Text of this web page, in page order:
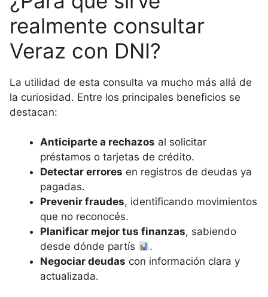
realmente consultar
Veraz con DNI?
La utilidad de esta consulta va mucho más allá de
la curiosidad. Entre los principales beneficios se
destacan:
Anticiparte a rechazos al solicitar
préstamos o tarjetas de crédito.
Detectar errores en registros de deudas ya
pagadas.
Prevenir fraudes, identificando movimientos
que no reconocés.
Planificar mejor tus finanzas, sabiendo
desde dónde partís
.
Negociar deudas con información clara y
actualizada.